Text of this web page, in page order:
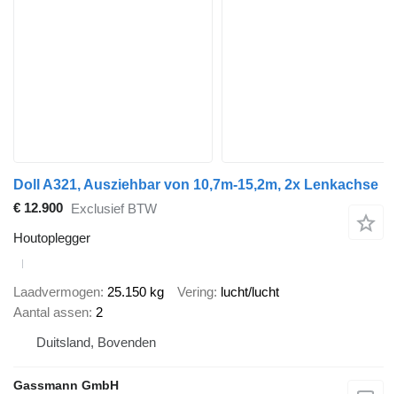
Doll A321, Ausziehbar von 10,7m-15,2m, 2x Lenkachse
€ 12.900 Exclusief BTW
Houtoplegger
Laadvermogen 25.150 kg Vering lucht/lucht
Aantal assen 2
Duitsland, Bovenden
Gassmann GmbH